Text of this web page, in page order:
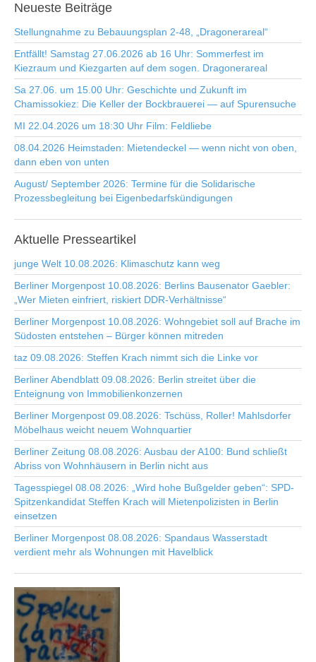
Neueste Beiträge
Stellungnahme zu Bebauungsplan 2-48, „Dragonerareal“
Entfällt! Samstag 27.06.2026 ab 16 Uhr: Sommerfest im
Kiezraum und Kiezgarten auf dem sogen. Dragonerareal
Sa 27.06. um 15.00 Uhr: Geschichte und Zukunft im
Chamissokiez: Die Keller der Bockbrauerei — auf Spurensuche
MI 22.04.2026 um 18:30 Uhr Film: Feldliebe
08.04.2026 Heimstaden: Mietendeckel — wenn nicht von oben,
dann eben von unten
August/ September 2026: Termine für die Solidarische
Prozessbegleitung bei Eigenbedarfskündigungen
Aktuelle Presseartikel
junge Welt 10.08.2026: Klimaschutz kann weg
Berliner Morgenpost 10.08.2026: Berlins Bausenator Gaebler:
„Wer Mieten einfriert, riskiert DDR-Verhältnisse“
Berliner Morgenpost 10.08.2026: Wohngebiet soll auf Brache im
Südosten entstehen – Bürger können mitreden
taz 09.08.2026: Steffen Krach nimmt sich die Linke vor
Berliner Abendblatt 09.08.2026: Berlin streitet über die
Enteignung von Immobilienkonzernen
Berliner Morgenpost 09.08.2026: Tschüss, Roller! Mahlsdorfer
Möbelhaus weicht neuem Wohnquartier
Berliner Zeitung 08.08.2026: Ausbau der A100: Bund schließt
Abriss von Wohnhäusern in Berlin nicht aus
Tagesspiegel 08.08.2026: „Wird hohe Bußgelder geben“: SPD-
Spitzenkandidat Steffen Krach will Mietenpolizisten in Berlin
einsetzen
Berliner Morgenpost 08.08.2026: Spandaus Wasserstadt
verdient mehr als Wohnungen mit Havelblick